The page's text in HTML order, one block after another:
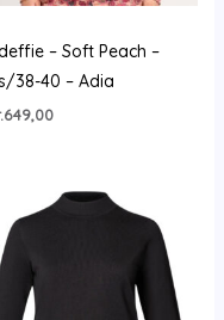
– Soft Peach –
38-40 – Adia
649,00